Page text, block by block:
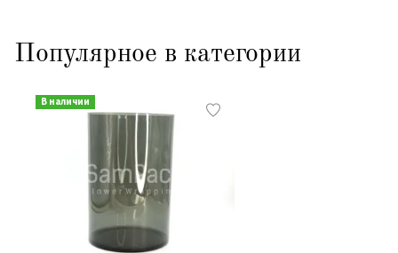
Популярное в категории
В наличии